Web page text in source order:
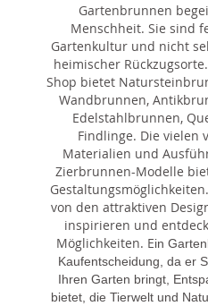
Gartenbrunnen
Menschheit. Sie sind
Gartenkultur und nicht
heimischer
Shop bietet
Wandbrunnen,
Edelstahlbrunnen,
Findlinge. Die vielen
Materialien und
Zierbrunnen-Modelle
von den attraktiven
inspirieren und
Möglichkeiten. Ein
Kaufentscheidung, da er
Ihren Garten bringt,
bietet, die Tierwelt und